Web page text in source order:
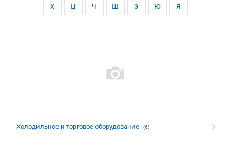
х ц ч ш э ю я
Холодильное и торговое оборудование (6)